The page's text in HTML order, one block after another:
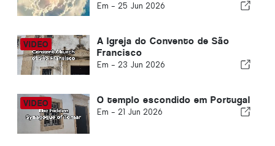
Em - 25 Jun 2026
A Igreja do Convento de São
Francisco
Em - 23 Jun 2026
O templo escondido em Portugal
Em - 21 Jun 2026